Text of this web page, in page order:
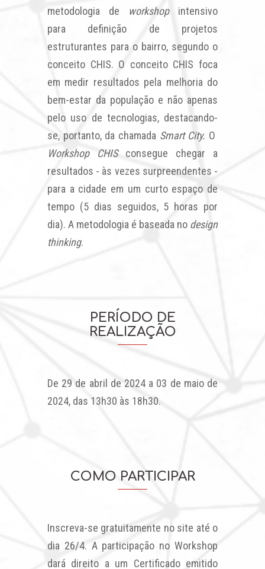
metodologia de workshopintensivo
para definição de projetos
estruturantes para o bairro, segundo o
conceito CHIS. O conceito CHIS foca
em medir resultados pela melhoria do
bem-estar da população e não apenas
pelo uso de tecnologias, destacando-
se, portanto, da chamada Smart City. O
Workshop CHISconsegue chegar a
resultados - às vezes surpreendentes -
para a cidade em um curto espaço de
tempo (5 dias seguidos, 5 horas por
dia). A metodologia é baseada no design
thinking.
PERÍODO DE
REALIZAÇÃO
De 29 de abril de 2024 a 03 de maio de
2024, das 13h30 às 18h30.
COMO PARTICIPAR
Inscreva-se gratuitamente no site até o
dia 26/4. A participação no Workshop
dará direito a um Certificado emitido